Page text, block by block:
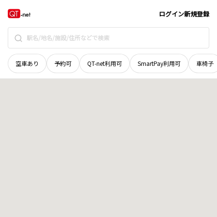
ログイン新規登録
空車あり 予約可 QT-net利用可 SmartPay利用可 車椅子
長野県